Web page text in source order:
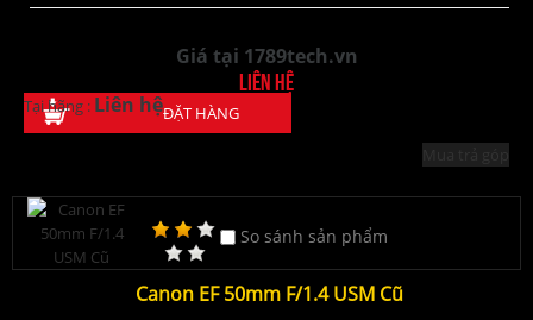
Giá tại 1789tech.vn
Liên hệ
Tại hãng : Liên hệĐẶT HÀNG
So sánh sản phẩm
Canon EF 50mm F/1.4 USM Cũ